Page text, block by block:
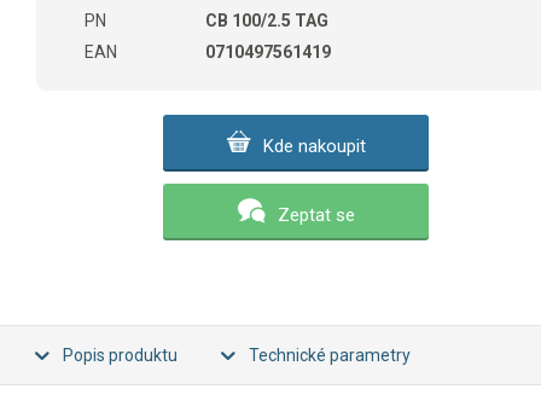
PN
CB 100/2.5 TAG
EAN
0710497561419
Kde nakoupit
Zeptat se
Popis produktu Technické parametry